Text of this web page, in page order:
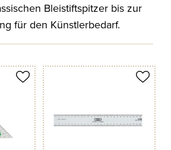
Bleistiftspitzer bis zur
für den Künstlerbedarf.
Produkt merken